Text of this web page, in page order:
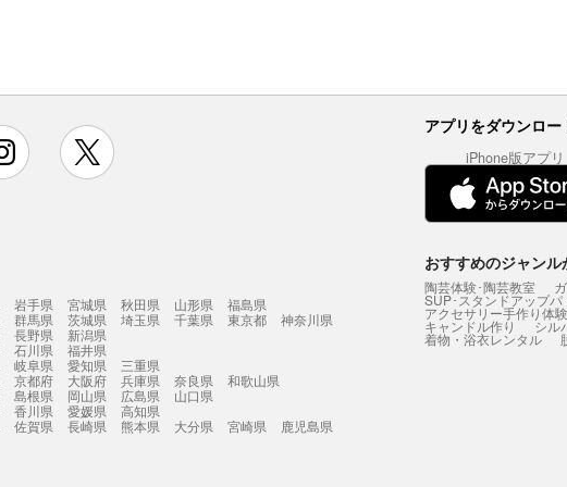
instagram アプリをダウンロー
iPhone版アプリ
岩手県 宮城県 秋田県 山形県
福島県
群馬県 茨城県 埼玉県 千葉県 東京都
神奈川県
長野県
新潟県
石川県
福井県
岐阜県 愛知県
三重県
京都府 大阪府 兵庫県 奈良県
和歌山県
島根県 岡山県 広島県
山口県
香川県 愛媛県
高知県
佐賀県 長崎県 熊本県 大分県 宮崎県
鹿児島県
おすすめのジャンル
陶芸体験･陶芸教室
SUP･スタンドアップパ
アクセサリー手作り体験
キャンドル作り シル
着物・浴衣レンタル